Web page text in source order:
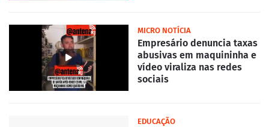
MICRO NOTÍCIA
Empresário denuncia taxas
abusivas em maquininha e
vídeo viraliza nas redes
sociais
EDUCAÇÃO